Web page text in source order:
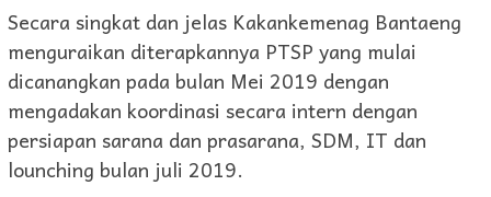
Secara singkat dan jelas Kakankemenag Bantaeng
menguraikan diterapkannya PTSP yang mulai
dicanangkan pada bulan Mei 2019 dengan
mengadakan koordinasi secara intern dengan
persiapan sarana dan prasarana, SDM, IT dan
lounching bulan juli 2019.